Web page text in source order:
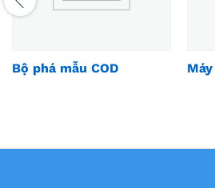
Bộ phá mẫu COD